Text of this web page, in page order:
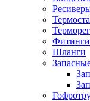
Фитинги
Шланги